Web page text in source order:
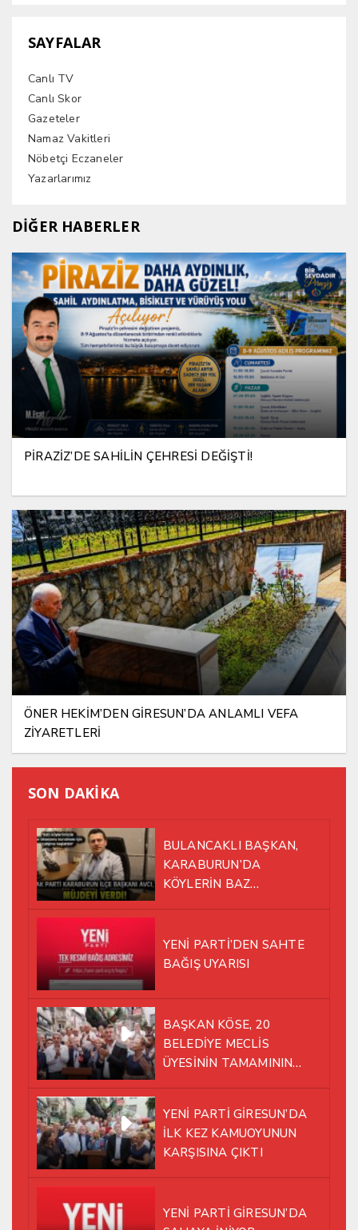
SAYFALAR
Canlı TV
Canlı Skor
Gazeteler
Namaz Vakitleri
Nöbetçi Eczaneler
Yazarlarımız
DİĞER HABERLER
PİRAZİZ’DE SAHİLİN ÇEHRESİ DEĞİŞTİ!
ÖNER HEKİM’DEN GİRESUN’DA ANLAMLI VEFA
ZİYARETLERİ
SON DAKİKA
BULANCAKLI BAŞKAN,
KARABURUN’DA
KÖYLERİN BAZ
YENİ PARTİ’DEN SAHTE
BAĞIŞ UYARISI
BAŞKAN KÖSE, 20
BELEDİYE MECLİS
ÜYESİNİN TAMAMININ
YÜRÜMEYE KARAR VERDİK
YENİ PARTİ GİRESUN’DA
İLK KEZ KAMUOYUNUN
KARŞISINA ÇIKTI
YENİ PARTİ GİRESUN’DA